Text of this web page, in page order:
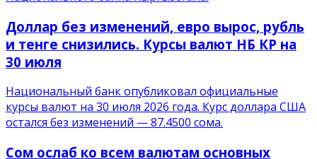
Доллар без изменений, евро вырос, рубль
и тенге снизились. Курсы валют НБ КР на
30 июля
Национальный банк опубликовал официальные
курсы валют на 30 июля 2026 года. Курс доллара США
остался без изменений — 87.4500 сома.
Сом ослаб ко всем валютам основных